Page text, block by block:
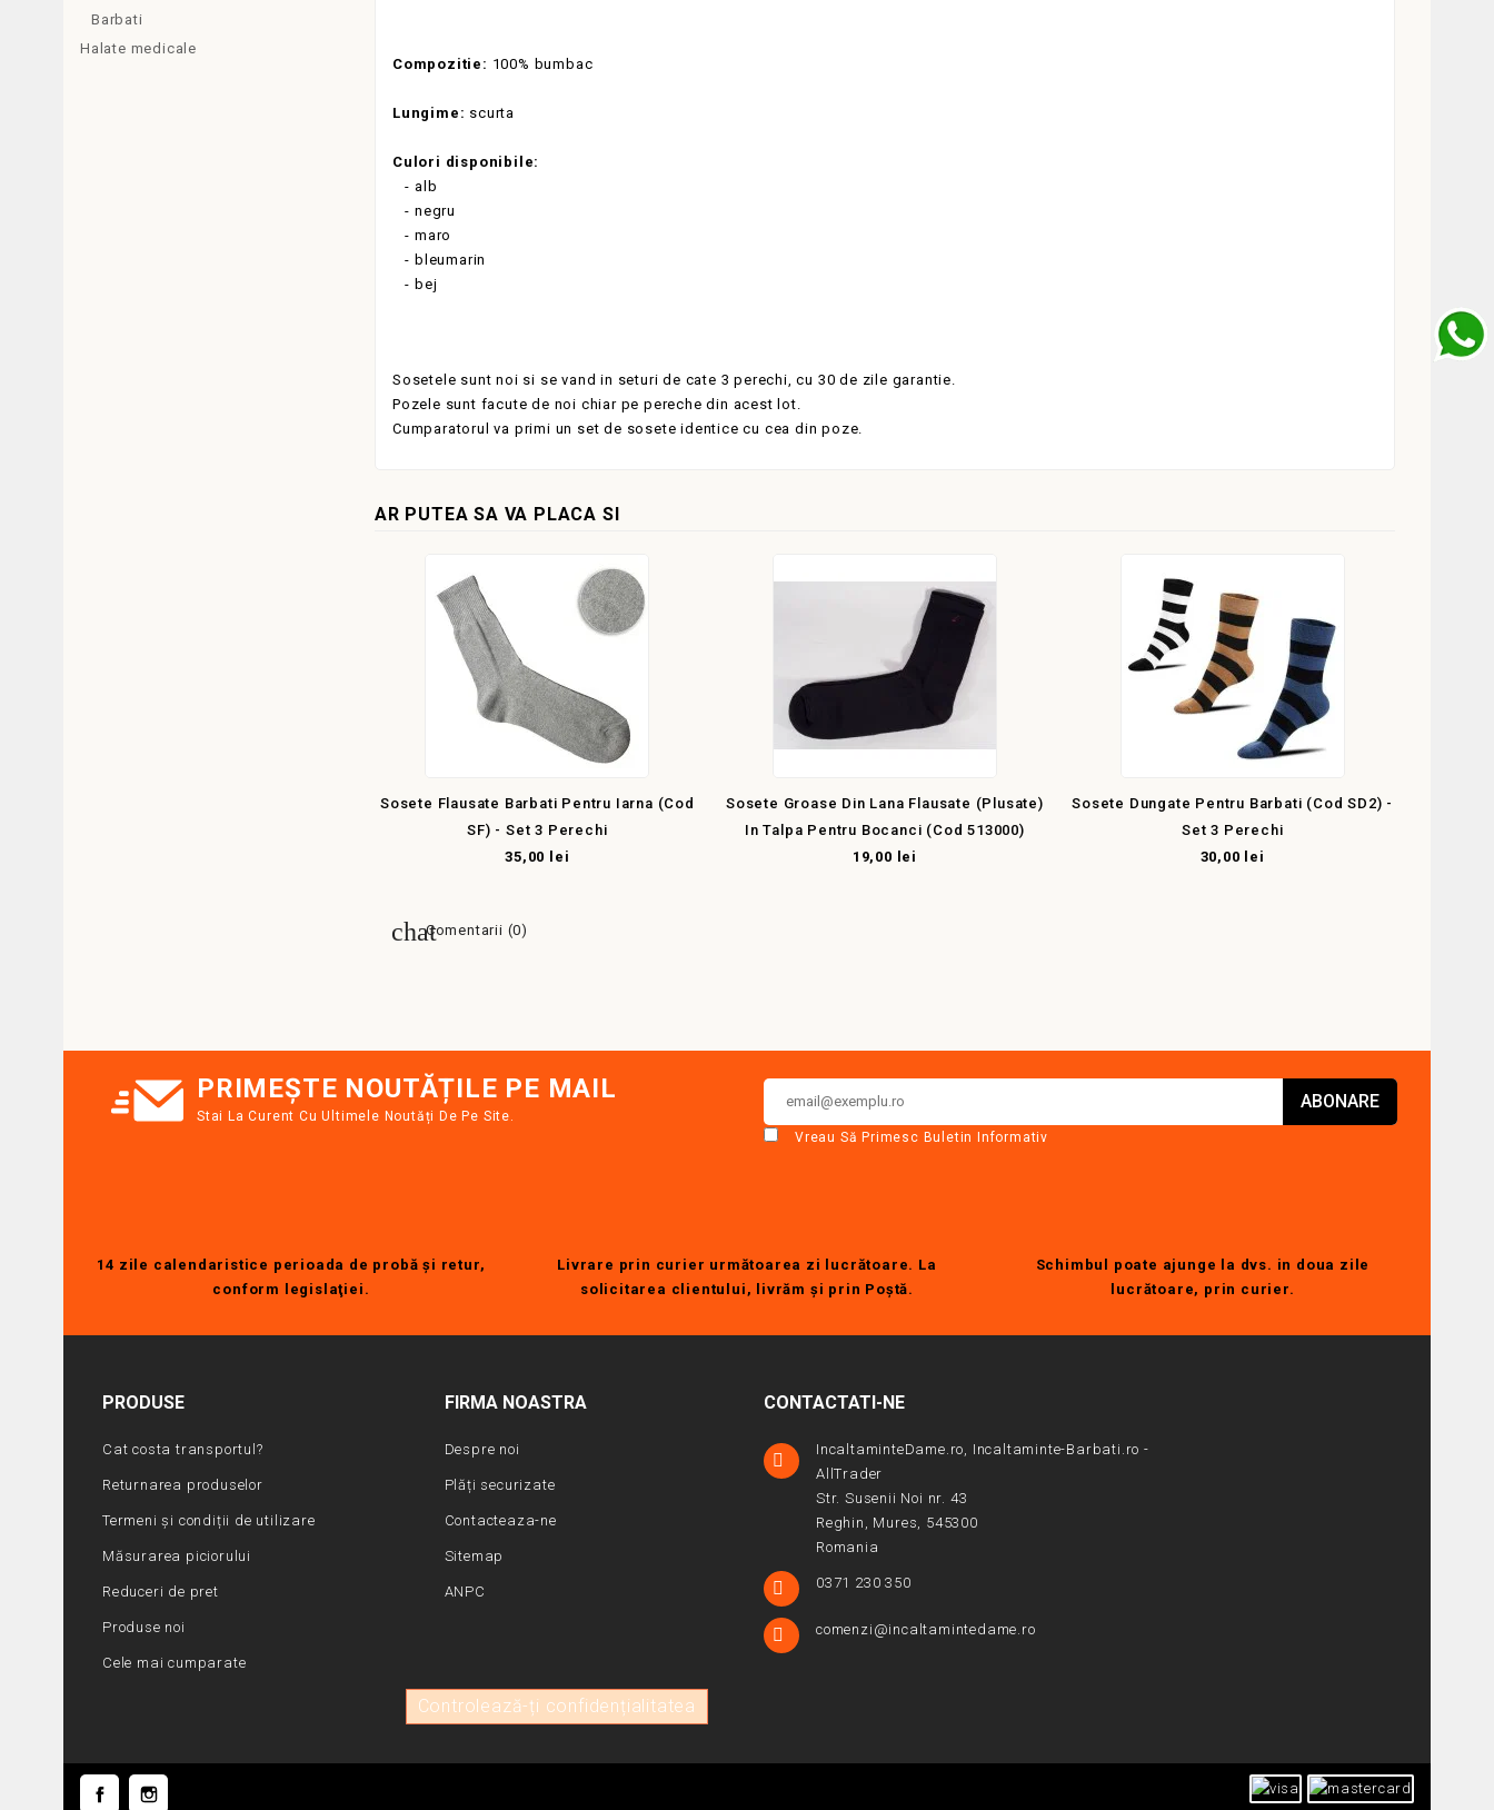
Barbati
Halate medicale
Compozitie: 100% bumbac
Lungime: scurta
Culori disponibile:
- alb
- negru
- maro
- bleumarin
- bej
Sosetele sunt noi si se vand in seturi de cate 3 perechi, cu 30 de zile garantie.
Pozele sunt facute de noi chiar pe pereche din acest lot.
Cumparatorul va primi un set de sosete identice cu cea din poze.
AR PUTEA SA VA PLACA SI
Sosete Flausate Barbati Pentru Iarna (cod
SF) - Set 3 Perechi
35,00 lei
Sosete Groase Din Lana Flausate (plusate)
In Talpa Pentru Bocanci (cod 513000)
19,00 lei
Sosete Dungate Pentru Barbati (cod SD2) -
Set 3 Perechi
30,00 lei
Comentarii (0)
PRIMEȘTE NOUTĂȚILE PE MAIL
Stai La Curent Cu Ultimele Noutăți De Pe Site.
Vreau Să Primesc Buletin Informativ
14 zile calendaristice perioada de probă şi retur,
conform legislaţiei.
Livrare prin curier următoarea zi lucrătoare. La
solicitarea clientului, livrăm şi prin Poştă.
Schimbul poate ajunge la dvs. in doua zile
lucrătoare, prin curier.
PRODUSE
Cat costa transportul?
Returnarea produselor
Termeni și condiții de utilizare
Măsurarea piciorului
Reduceri de pret
Produse noi
Cele mai cumparate
FIRMA NOASTRA
Despre noi
Plăți securizate
Contacteaza-ne
Sitemap
ANPC
CONTACTATI-NE

IncaltaminteDame.ro, Incaltaminte-Barbati.ro -
AllTrader
Str. Susenii Noi nr. 43
Reghin, Mures, 545300
Romania
 0371 230 350
 comenzi@incaltamintedame.ro
Controlează-ți confidențialitatea
Facebook